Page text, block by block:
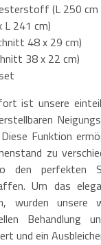
(L 250 cm
241 cm)
48 x 29 cm)
38 x 22 cm)
ist unsere
Funktion
zu
den perfekten
Um das
wurden unsere
Behandlung
und ein